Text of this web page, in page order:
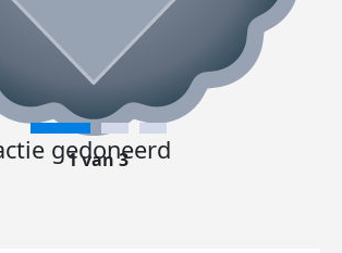
gedoneerd
1 van 3